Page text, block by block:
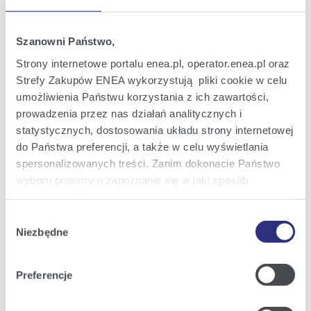
Szanowni Państwo,
Strony internetowe portalu enea.pl, operator.enea.pl oraz
Strefy Zakupów ENEA wykorzystują pliki cookie w celu
umożliwienia Państwu korzystania z ich zawartości,
prowadzenia przez nas działań analitycznych i
statystycznych, dostosowania układu strony internetowej
do Państwa preferencji, a także w celu wyświetlania
spersonalizowanych treści. Zanim dokonacie Państwo
wyboru prosimy o zapoznanie się w jaki sposób
Szczegółowe informacje na ten temat znajdziecie
Polityce
zgody
Niezbędne
Preferencje
15
2008
18:23
Raport bieżący nr 26/2008
wykonaniem opcji stabilizacyjnej
12
gru
2008
19:33
Raport bieżący nr 25/2008
Nabycie akcji własnych w związku z
wykonaniem opcji stabilizacyjnej
12
gru
07:35
Raport bieżący nr 24/2008
przez ENEA S.A.